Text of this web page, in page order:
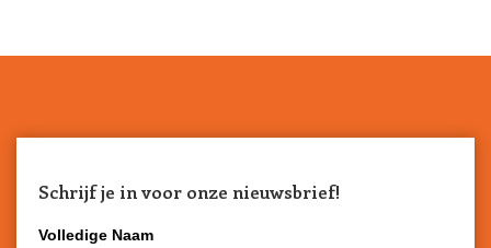
Schrijf je in voor onze nieuwsbrief!
Volledige Naam